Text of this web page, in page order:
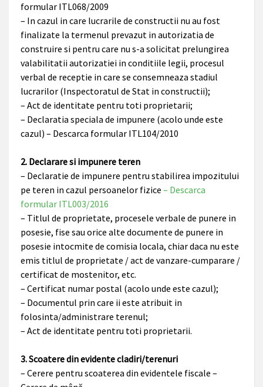
formular ITL068/2009
– In cazul in care lucrarile de constructii nu au fost
finalizate la termenul prevazut in autorizatia de
construire si pentru care nu s-a solicitat prelungirea
valabilitatii autorizatiei in conditiile legii, procesul
verbal de receptie in care se consemneaza stadiul
lucrarilor (Inspectoratul de Stat in constructii);
– Act de identitate pentru toti proprietarii;
– Declaratia speciala de impunere (acolo unde este
cazul) – Descarca formular ITL104/2010
2. Declarare si impunere teren
– Declaratie de impunere pentru stabilirea impozitului
pe teren in cazul persoanelor fizice – Descarca
formular ITL003/2016
– Titlul de proprietate, procesele verbale de punere in
posesie, fise sau orice alte documente de punere in
posesie intocmite de comisia locala, chiar daca nu este
emis titlul de proprietate / act de vanzare-cumparare /
certificat de mostenitor, etc.
– Certificat numar postal (acolo unde este cazul);
– Documentul prin care ii este atribuit in
folosinta/administrare terenul;
– Act de identitate pentru toti proprietarii.
3. Scoatere din evidente cladiri/terenuri
– Cerere pentru scoaterea din evidentele fiscale –